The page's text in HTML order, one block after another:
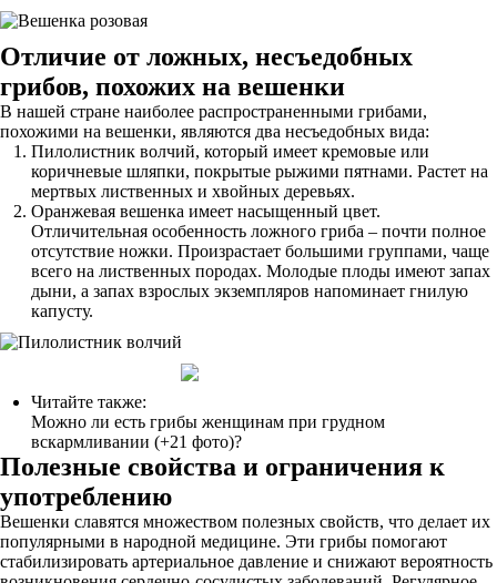
Отличие от ложных, несъедобных
грибов, похожих на вешенки
В нашей стране наиболее распространенными грибами,
похожими на вешенки, являются два несъедобных вида:
Пилолистник волчий, который имеет кремовые или
коричневые шляпки, покрытые рыжими пятнами. Растет на
мертвых лиственных и хвойных деревьях.
Оранжевая вешенка имеет насыщенный цвет.
Отличительная особенность ложного гриба – почти полное
отсутствие ножки. Произрастает большими группами, чаще
всего на лиственных породах. Молодые плоды имеют запах
дыни, а запах взрослых экземпляров напоминает гнилую
капусту.
Читайте также:
Можно ли есть грибы женщинам при грудном
вскармливании (+21 фото)?
Полезные свойства и ограничения к
употреблению
Вешенки славятся множеством полезных свойств, что делает их
популярными в народной медицине. Эти грибы помогают
стабилизировать артериальное давление и снижают вероятность